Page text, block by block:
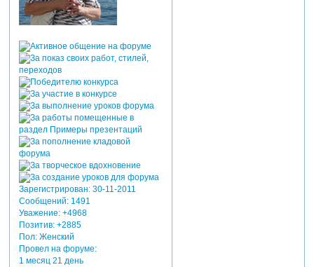
Зарегистрирован: 30-11-2011
Сообщений:1491
Уважение: +4968
Позитив: +2885
Пол:Женский
Провел на форуме:
1 месяц 21 день